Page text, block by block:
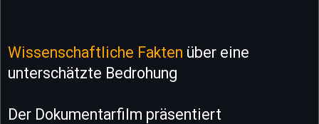
Wissenschaftliche Fakten über eine
unterschätzte Bedrohung
Der Dokumentarfilm präsentiert